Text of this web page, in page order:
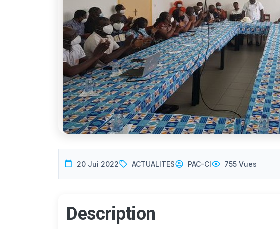
20 Jui 2022 ACTUALITES PAC-CI 755 Vues
Description